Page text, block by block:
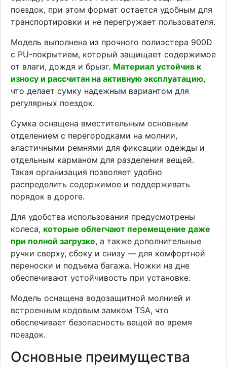
поездок, при этом формат остается удобным для
транспортировки и не перегружает пользователя.
Модель выполнена из прочного полиэстера 900D
с PU-покрытием, который защищает содержимое
от влаги, дождя и брызг. Материал устойчив к
износу и рассчитан на активную эксплуатацию,
что делает сумку надежным вариантом для
регулярных поездок.
Сумка оснащена вместительным основным
отделением с перегородками на молнии,
эластичными ремнями для фиксации одежды и
отдельным карманом для разделения вещей.
Такая организация позволяет удобно
распределить содержимое и поддерживать
порядок в дороге.
Для удобства использования предусмотрены
колеса, которые облегчают перемещение даже
при полной загрузке, а также дополнительные
ручки сверху, сбоку и снизу — для комфортной
переноски и подъема багажа. Ножки на дне
обеспечивают устойчивость при установке.
Модель оснащена водозащитной молнией и
встроенным кодовым замком TSA, что
обеспечивает безопасность вещей во время
поездок.
Основные преимущества